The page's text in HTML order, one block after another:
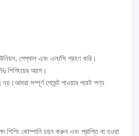
পেপ্যাল ​​এবং এল/সি গ্রহণ করি।
শিপিংয়ের আগে।
সম্পূর্ণ পেমেন্ট পাওয়ার পরেই পণ্য
শিপিং কোম্পানি চয়ন করুন এবং প্রাপ্তি না হওয়া